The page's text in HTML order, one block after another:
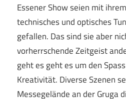
Essener Show seien mit
technisches und optisches
gefallen. Das sind sie aber
vorherrschende Zeitgeist
geht es geht es um den
Kreativität. Diverse Szenen
Messegelände an der Gruga